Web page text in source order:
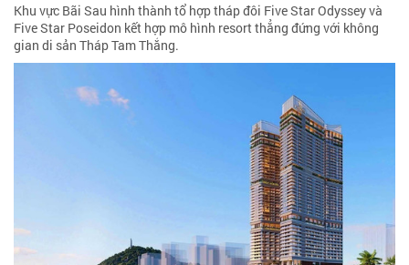
Khu vực Bãi Sau hình thành tổ hợp tháp đôi Five Star Odyssey và
Five Star Poseidon kết hợp mô hình resort thẳng đứng với không
gian di sản Tháp Tam Thắng.